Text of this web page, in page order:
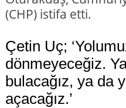
(CHP) istifa etti.
Çetin Uç;
dönmeyeceğiz.
bulacağız, ya da
açacağız.’